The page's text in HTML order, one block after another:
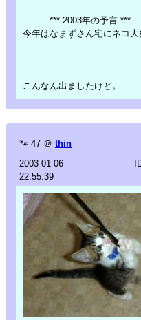
*** 2003年の予言 ***
今年はなまずさん宅にネコ大
-------------------
こんなん出ましたけど。
🐾 47 ＠ thin
2003-01-06
22:55:39